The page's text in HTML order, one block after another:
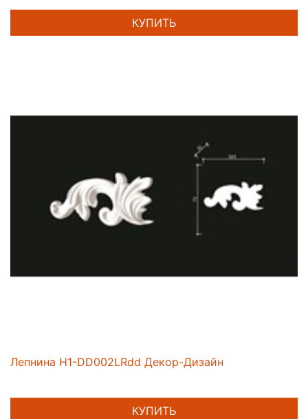
КУПИТЬ
Лепнина H1-DD002LRdd Декор-Дизайн
КУПИТЬ